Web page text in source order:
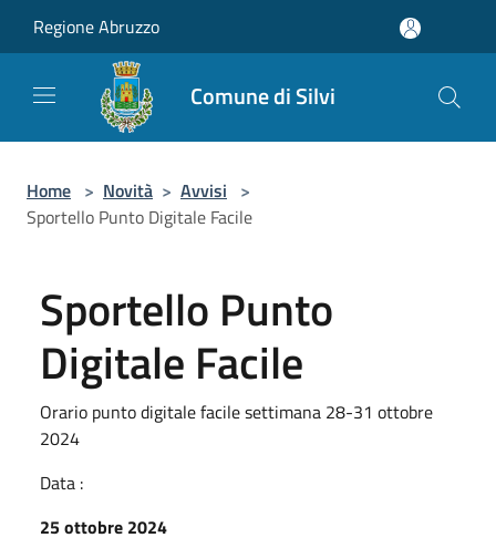
Regione Abruzzo
Comune di Silvi
Home > Novità > Avvisi >
Sportello Punto Digitale Facile
Sportello Punto
Digitale Facile
Orario punto digitale facile settimana 28-31 ottobre
2024
Data :
25 ottobre 2024